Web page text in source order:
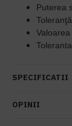
Puterea
Toleranţă
SPECIFICATII
OPINII